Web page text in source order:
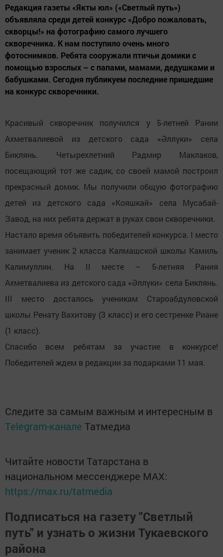
Редакция газеты «Якты юл» («Светлый путь»)
объявляла среди детей конкурс «Добро пожаловать,
скворцы!» на фотографию самого лучшего
скворечника. К нам поступило очень много
фотоснимков. Ребята сооружали птичьи домики с
помощью взрослых – с папами, мамами, дедушками и
бабушками. Сегодня публикуем последние пришедшие
на конкурс скворечники.
Красивый скворечник получился у 5-летней Рании
Ахметвалиевой из детского сада «Әллүки» села
Биклянь. Четырехлетний Радмир Маклаков,
посещающий тот же садик, со своей мамой построил
прекрасный домик. Мы получили общую фотографию
детей из детского сада «Кояшкай» села Мусабай-
Завод, на них ребята держат в руках свои скворечники.
Настало время объявить победителей конкурса. I место
занимает ученик 2 класса Калмашской школы Камиль
Калимуллин. На II месте – 5-летняя Рания
Ахметвалиева из детского сада «Әллүки» села Биклянь.
III место досталось ученикам Староабдуловской
школы Ренату Вахитову (3 класс) и его сестренке Риане
(1 класс).
Спасибо всем ребятам за участие в конкурсе!
Победителей ждем в редакции за подарками 11 мая.
Следите за самым важным и интересным в
Telegram-канале Татмедиа
Читайте новости Татарстана в
национальном мессенджере MАХ:
https://max.ru/tatmedia
Подписаться на газету "Светлый
путь" и узнать о жизни Тукаевского
района